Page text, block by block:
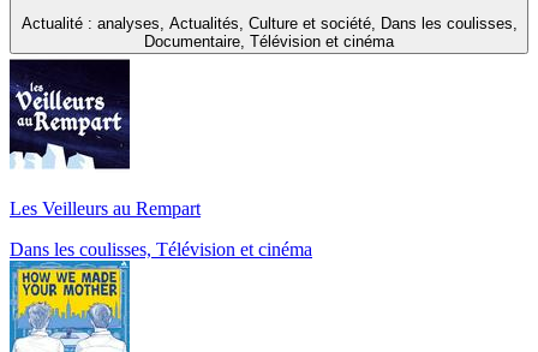
Actualité : analyses, Actualités, Culture et société, Dans les coulisses,
Documentaire, Télévision et cinéma
Les Veilleurs au Rempart
Dans les coulisses, Télévision et cinéma